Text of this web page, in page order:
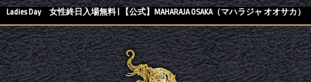
Ladies Day 女性終日入場無料 | 【公式】MAHARAJA OSAKA（マハラジャ オオサカ）